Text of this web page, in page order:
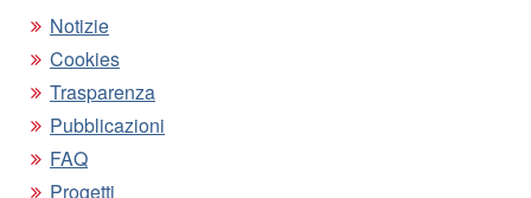
Notizie
Cookies
Trasparenza
Pubblicazioni
FAQ
Progetti